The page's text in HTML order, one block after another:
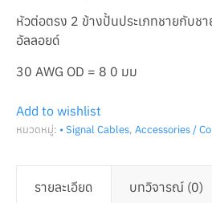
หัวต่อตรง 2 ข้างปั้นประเภทชายกับช
อัลลอยด์
30 AWG OD = 8 0 มม
Add to wishlist
หมวดหมู่: • Signal Cables, Accessories /
รายละเอียด บทวิจารณ์ (0)